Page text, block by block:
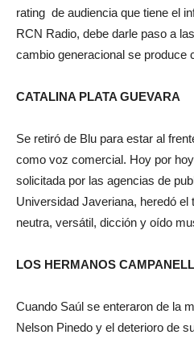
rating de audiencia que tiene el
RCN Radio, debe darle paso a
cambio generacional se produce
CATALINA PLATA GUEVARA
Se retiró de Blu para estar al
como voz comercial. Hoy por
solicitada por las agencias de
Universidad Javeriana, heredó el
neutra, versátil, dicción y oído
LOS HERMANOS
Cuando Saúl se enteraron de la
Nelson Pinedo y el deterioro de